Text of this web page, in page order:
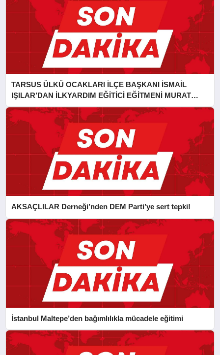
TARSUS ÜLKÜ OCAKLARI İLÇE BAŞKANI İSMAİL
IŞILAR’DAN İLKYARDIM EĞİTİCİ EĞİTMENİ MURAT
CAN FİDAN’A ZİYARET
AKSAÇLILAR Derneği’nden DEM Parti’ye sert tepki!
İstanbul Maltepe’den bağımlılıkla mücadele eğitimi